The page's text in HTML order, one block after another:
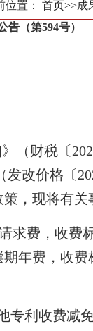
位置： 首页>>成
（第594号）
（财税〔
改价格〔
，现将有关
费，收费
年费，收费
专利收费减